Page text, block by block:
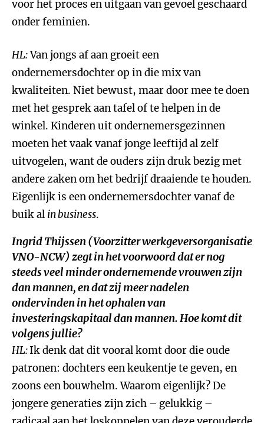
voor het proces en uitgaan van gevoel geschaard
onder feminien.
HL:Van jongs af aan groeit een
ondernemersdochter op in die mix van
kwaliteiten. Niet bewust, maar door mee te doen
met het gesprek aan tafel of te helpen in de
winkel. Kinderen uit ondernemersgezinnen
moeten het vaak vanaf jonge leeftijd al zelf
uitvogelen, want de ouders zijn druk bezig met
andere zaken om het bedrijf draaiende te houden.
Eigenlijk is een ondernemersdochter vanaf de
buik al in business.
Ingrid Thijssen (Voorzitter werkgeversorganisatie
VNO-NCW) zegt in het voorwoord dat er nog
steeds veel minder ondernemende vrouwen zijn
dan mannen, en dat zij meer nadelen
ondervinden in het ophalen van
investeringskapitaal dan mannen. Hoe komt dit
volgens jullie?
HL:Ik denk dat dit vooral komt door die oude
patronen: dochters een keukentje te geven, en
zoons een bouwhelm. Waarom eigenlijk? De
jongere generaties zijn zich – gelukkig –